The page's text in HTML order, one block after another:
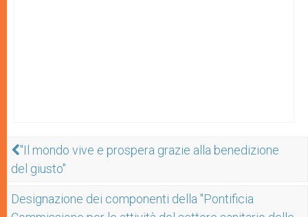
"Il mondo vive e prospera grazie alla benedizione
del giusto"
Designazione dei componenti della "Pontificia